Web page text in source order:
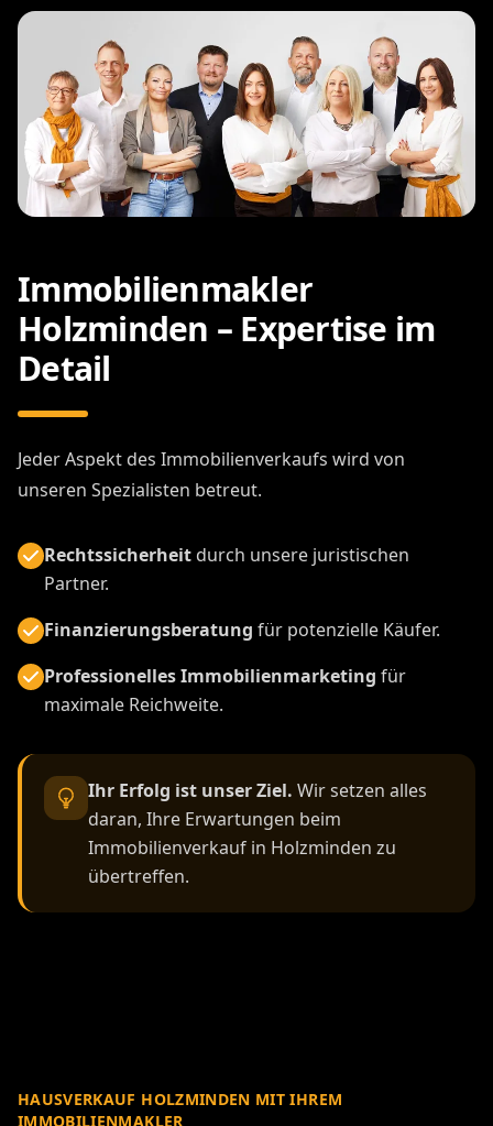
Immobilienmakler
Holzminden – Expertise im
Detail
Jeder Aspekt des Immobilienverkaufs wird von
unseren Spezialisten betreut.
Rechtssicherheitdurch unsere juristischen
Partner.
Finanzierungsberatung für potenzielle Käufer.
Professionelles Immobilienmarketing für
maximale Reichweite.
Ihr Erfolg ist unser Ziel. Wir setzen alles
daran, Ihre Erwartungen beim
Immobilienverkauf in Holzminden zu
übertreffen.
HAUSVERKAUF HOLZMINDEN MIT IHREM
IMMOBILIENMAKLER